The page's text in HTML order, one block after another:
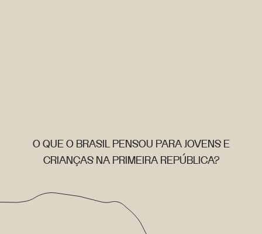
O QUE O BRASIL PENSOU PARA JOVENS E
CRIANÇAS NA PRIMEIRA REPÚBLICA?